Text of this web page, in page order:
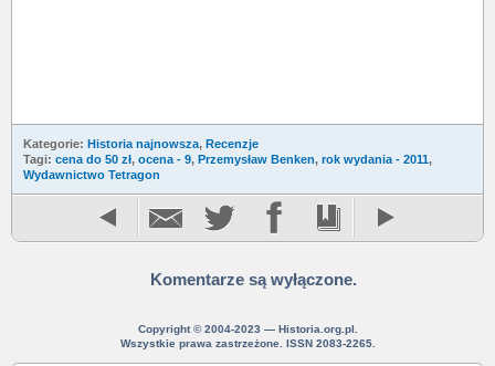
Kategorie: Historia najnowsza, Recenzje
Tagi: cena do 50 zł, ocena - 9, Przemysław Benken, rok wydania - 2011,
Wydawnictwo Tetragon
Komentarze są wyłączone.
Copyright © 2004-2023 — Historia.org.pl.
Wszystkie prawa zastrzeżone. ISSN 2083-2265.